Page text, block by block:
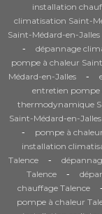
installation
climatisation Saint-
Saint-Médard-en-Jalles
- dépannage
pompe à chaleur
Médard-en-Jalles
-
entretien pompe
thermodynamique
Saint-Médard-en-Jalles
- pompe à
installation
Talence
-
Talence
-
chauffage Talence
-
pompe à chaleur